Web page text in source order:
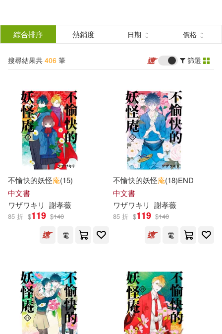
結
分類 (單選)
所有商品(406) 圖書(180)
影音(5) 雜誌(12)
設計文具(4) 電子書(203)
有聲書(2)
作者 (可複選)
クリムゾン(54)
ワザワキリ(36)
宮之みやこ(14)
音中さわき(14) Satoru(12)
出版社 (可複選)
悅文社(135) 青文(37)
綜合排序 熱銷度 日期 價格
搜尋結果共 406 筆 篩選
不愉快的妖怪庵(15)
中文書
ワザワキリ 謝孝薇
85 折 $119 $140
電
不愉快的妖怪庵(18)END
中文書
ワザワキリ 謝孝薇
85 折 $119 $140
電